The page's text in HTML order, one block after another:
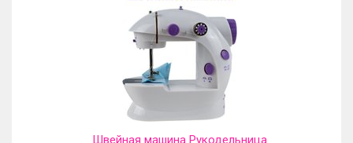
Швейная машина Рукодельница